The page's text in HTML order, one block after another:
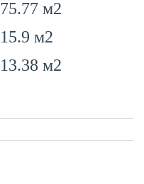
75.77 м2
15.9 м2
13.38 м2